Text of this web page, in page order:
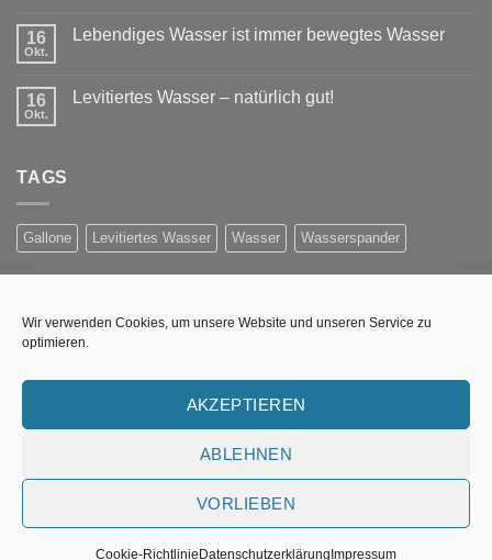
Wir verwenden Cookies, um unsere Website und unseren Service zu
optimieren.
AKZEPTIEREN
ABLEHNEN
VORLIEBEN
Cookie-Richtlinie Datenschutzerklärung Impressum
16
Okt.
Lebendiges Wasser ist immer bewegtes Wasser
16
Okt.
Levitiertes Wasser – natürlich gut!
TAGS
Gallone Levitiertes Wasser Wasser Wasserspander
NEWSLETTER ANMELDUNG
neue Produkte und Wasser-Technologieen
Fehler:Kontaktformular wurde nicht gefunden.
COOKIE-RICHTLINIE (EU)